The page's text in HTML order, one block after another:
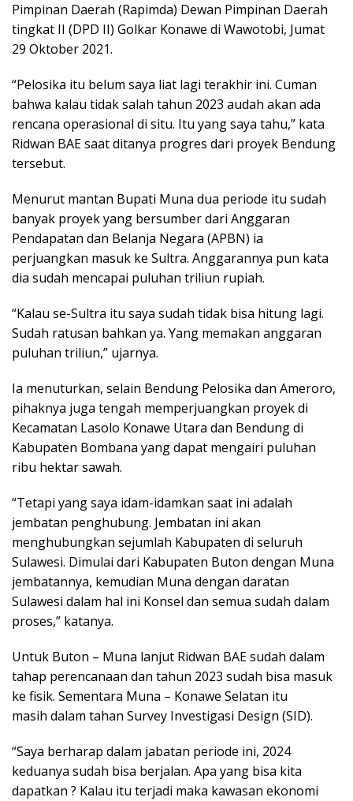
Pimpinan Daerah (Rapimda) Dewan Pimpinan Daerah
tingkat II (DPD II) Golkar Konawe di Wawotobi, Jumat
29 Oktober 2021.
“Pelosika itu belum saya liat lagi terakhir ini. Cuman
bahwa kalau tidak salah tahun 2023 audah akan ada
rencana operasional di situ. Itu yang saya tahu,” kata
Ridwan BAE saat ditanya progres dari proyek Bendung
tersebut.
Menurut mantan Bupati Muna dua periode itu sudah
banyak proyek yang bersumber dari Anggaran
Pendapatan dan Belanja Negara (APBN) ia
perjuangkan masuk ke Sultra. Anggarannya pun kata
dia sudah mencapai puluhan triliun rupiah.
“Kalau se-Sultra itu saya sudah tidak bisa hitung lagi.
Sudah ratusan bahkan ya. Yang memakan anggaran
puluhan triliun,” ujarnya.
Ia menuturkan, selain Bendung Pelosika dan Ameroro,
pihaknya juga tengah memperjuangkan proyek di
Kecamatan Lasolo Konawe Utara dan Bendung di
Kabupaten Bombana yang dapat mengairi puluhan
ribu hektar sawah.
“Tetapi yang saya idam-idamkan saat ini adalah
jembatan penghubung. Jembatan ini akan
menghubungkan sejumlah Kabupaten di seluruh
Sulawesi. Dimulai dari Kabupaten Buton dengan Muna
jembatannya, kemudian Muna dengan daratan
Sulawesi dalam hal ini Konsel dan semua sudah dalam
proses,” katanya.
Untuk Buton – Muna lanjut Ridwan BAE sudah dalam
tahap perencanaan dan tahun 2023 sudah bisa masuk
ke fisik. Sementara Muna – Konawe Selatan itu
masih dalam tahan Survey Investigasi Design (SID).
“Saya berharap dalam jabatan periode ini, 2024
keduanya sudah bisa berjalan. Apa yang bisa kita
dapatkan ? Kalau itu terjadi maka kawasan ekonomi